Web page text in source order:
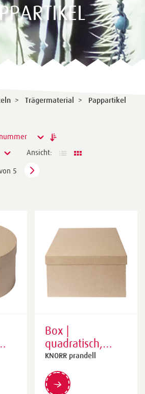
> Trägermaterial > Pappartikel
Ansicht:
5
Box |
quadratisch,
265×180×265
mm, braun
KNORR prandell